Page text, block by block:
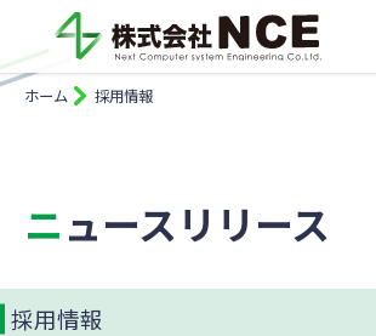
ホーム 採用情報
ニュースリリース
採用情報